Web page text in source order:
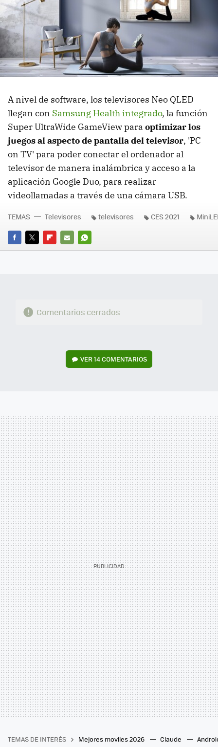
A nivel de software, los televisores Neo QLED
llegan con Samsung Health integrado, la función
Super UltraWide GameView para optimizar los
juegos al aspecto de pantalla del televisor, 'PC
on TV' para poder conectar el ordenador al
televisor de manera inalámbrica y acceso a la
aplicación Google Duo, para realizar
videollamadas a través de una cámara USB.
FACEBOOK
TWITTERFLIPBOARD
E-
WHATSAPP
TEMAS Televisores televisores CES 2021
Comentarios cerrados
VER14 COMENTARIOS
TEMAS DE INTERÉS Mejores moviles 2026 Claude